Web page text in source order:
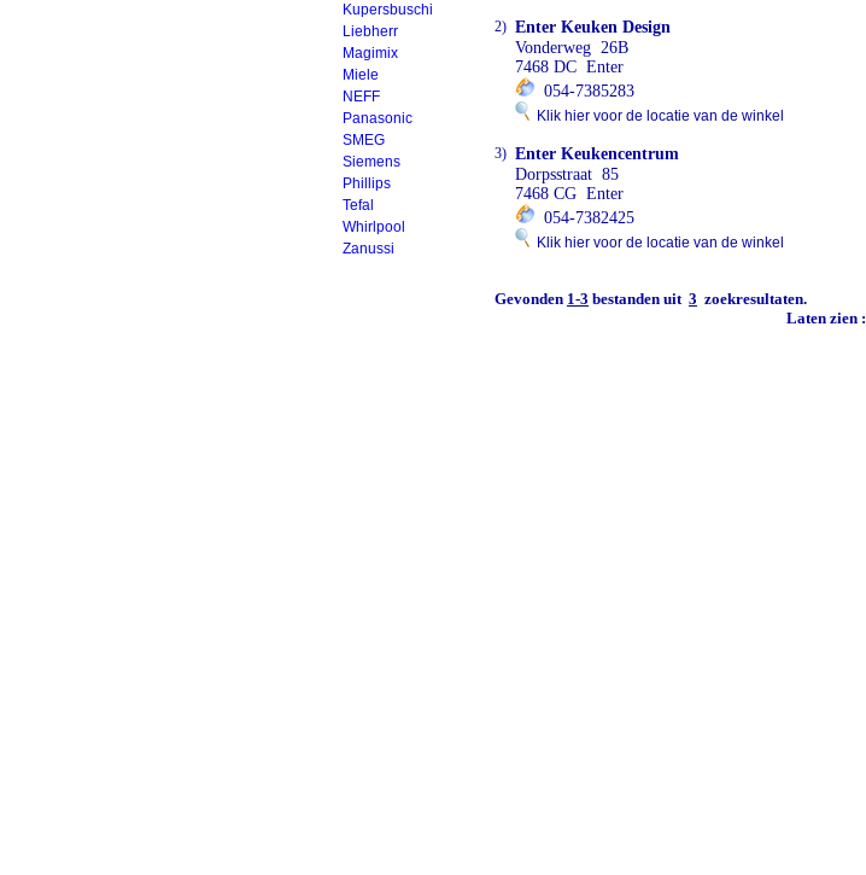
Kupersbuschi
Liebherr
Magimix
Miele
NEFF
Panasonic
SMEG
Siemens
Phillips
Tefal
Whirlpool
Zanussi
2) Enter Keuken Design
Vonderweg 26B
7468 DC Enter
054-7385283
Klik hier voor de locatie van de winkel
3) Enter Keukencentrum
Dorpsstraat 85
7468 CG Enter
054-7382425
Klik hier voor de locatie van de winkel
Gevonden 1-3 bestanden uit 3 zoekresultaten.
Laten zien :